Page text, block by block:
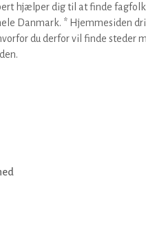
hjælper dig til at finde
Danmark. * Hjemmesiden
du derfor vil finde steder